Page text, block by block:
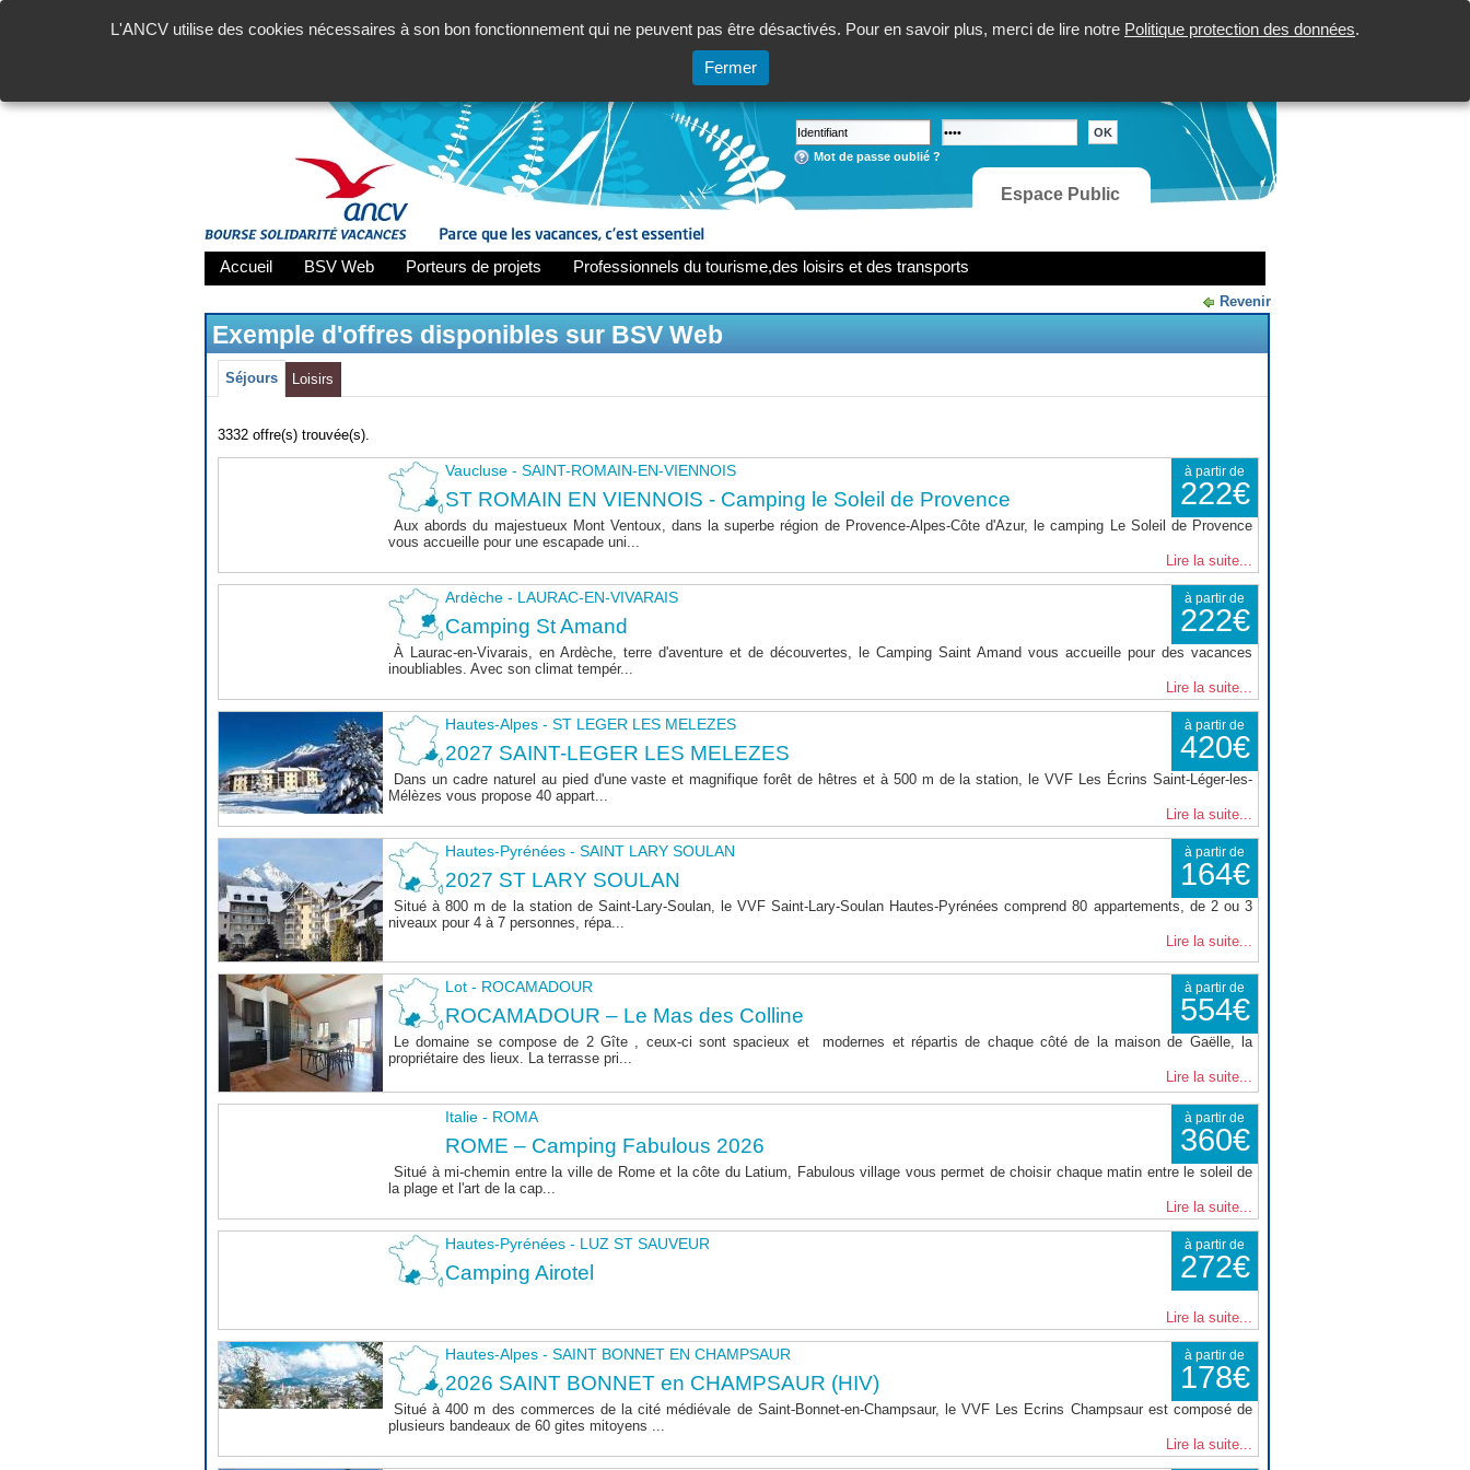
L'ANCV utilise des cookies nécessaires à son bon fonctionnement qui ne peuvent pas être désactivés. Pour en savoir plus, merci de lire notre Politique protection des données.
Fermer
Mot de passe oublié ?
Espace Public
Accueil BSV Web Porteurs de projets Professionnels du tourisme,des loisirs et des transports
Revenir
Exemple d'offres disponibles sur BSV Web
Séjours Loisirs
3332 offre(s) trouvée(s).
Vaucluse - SAINT-ROMAIN-EN-VIENNOIS à partir de
222€
ST ROMAIN EN VIENNOIS - Camping le Soleil de Provence
Aux abords du majestueux Mont Ventoux, dans la superbe région de Provence-Alpes-Côte d'Azur, le camping Le Soleil de Provence
vous accueille pour une escapade uni...
Lire la suite...
Ardèche - LAURAC-EN-VIVARAIS à partir de
222€
Camping St Amand
À Laurac-en-Vivarais, en Ardèche, terre d'aventure et de découvertes, le Camping Saint Amand vous accueille pour des vacances
inoubliables. Avec son climat tempér...
Lire la suite...
Hautes-Alpes - ST LEGER LES MELEZES à partir de
420€
2027 SAINT-LEGER LES MELEZES
Dans un cadre naturel au pied d'une vaste et magnifique forêt de hêtres et à 500 m de la station, le VVF Les Écrins Saint-Léger-les-
Mélèzes vous propose 40 appart...
Lire la suite...
Hautes-Pyrénées - SAINT LARY SOULAN à partir de
164€
2027 ST LARY SOULAN
Situé à 800 m de la station de Saint-Lary-Soulan, le VVF Saint-Lary-Soulan Hautes-Pyrénées comprend 80 appartements, de 2 ou 3
niveaux pour 4 à 7 personnes, répa...
Lire la suite...
Lot - ROCAMADOUR à partir de
554€
ROCAMADOUR – Le Mas des Colline
Le domaine se compose de 2 Gîte , ceux-ci sont spacieux et modernes et répartis de chaque côté de la maison de Gaëlle, la
propriétaire des lieux. La terrasse pri...
Lire la suite...
Italie - ROMA à partir de
360€
ROME – Camping Fabulous 2026
Situé à mi-chemin entre la ville de Rome et la côte du Latium, Fabulous village vous permet de choisir chaque matin entre le soleil de
la plage et l'art de la cap...
Lire la suite...
Hautes-Pyrénées - LUZ ST SAUVEUR à partir de
272€
Camping Airotel
Lire la suite...
Hautes-Alpes - SAINT BONNET EN CHAMPSAUR à partir de
178€
2026 SAINT BONNET en CHAMPSAUR (HIV)
Situé à 400 m des commerces de la cité médiévale de Saint-Bonnet-en-Champsaur, le VVF Les Ecrins Champsaur est composé de
plusieurs bandeaux de 60 gites mitoyens ...
Lire la suite...